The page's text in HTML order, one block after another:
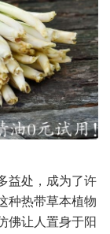
益处，成为了许
种热带草本植物
佛让人置身于阳